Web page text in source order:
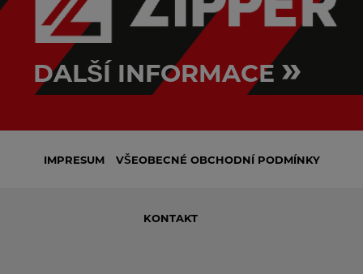
DALŠÍ INFORMACE »
IMPRESUM VŠEOBECNÉ OBCHODNÍ PODMÍNKY
KONTAKT